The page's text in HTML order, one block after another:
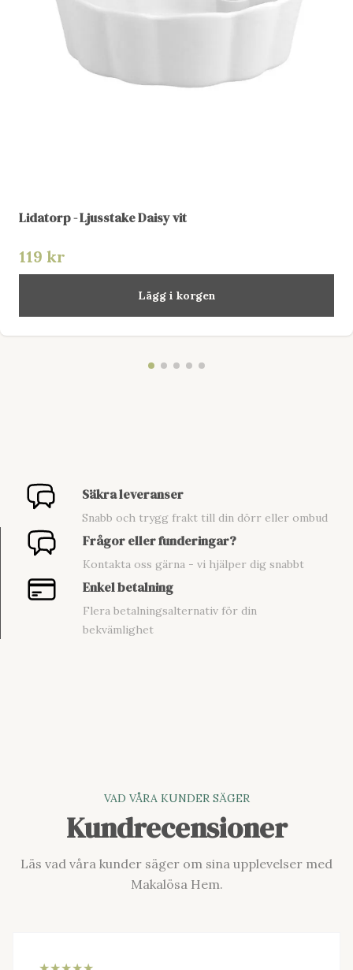
Lidatorp - Ljusstake Daisy vit
119 kr
Lägg i korgen
Säkra leveranser
Snabb och trygg frakt till din dörr eller ombud
Frågor eller funderingar?
Kontakta oss gärna - vi hjälper dig snabbt
Enkel betalning
Flera betalningsalternativ för din
bekvämlighet
VAD VÅRA KUNDER SÄGER
Kundrecensioner
Läs vad våra kunder säger om sina upplevelser med
Makalösa Hem.